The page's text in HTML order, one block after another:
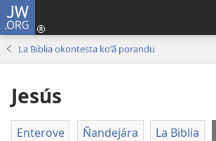
JW.ORG
La Biblia okontesta koʼã porandu
Jesús
Enterove Ñandejára La Biblia